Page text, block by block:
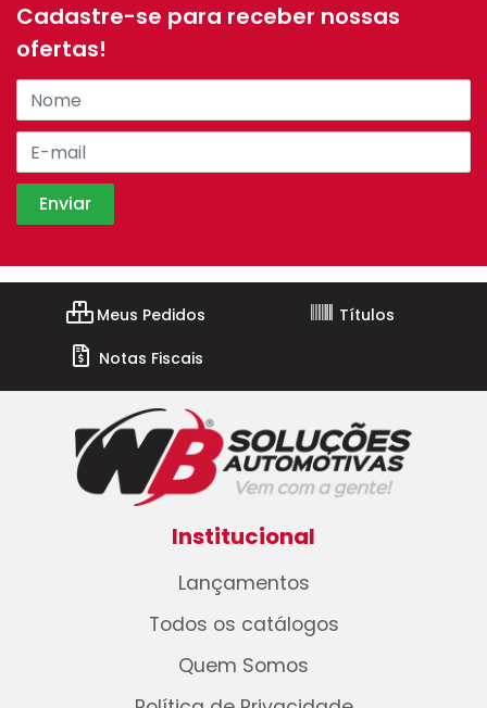
Cadastre-se para receber nossas
ofertas!
Meus Pedidos
Títulos
Notas Fiscais
Institucional
Lançamentos
Todos os catálogos
Quem Somos